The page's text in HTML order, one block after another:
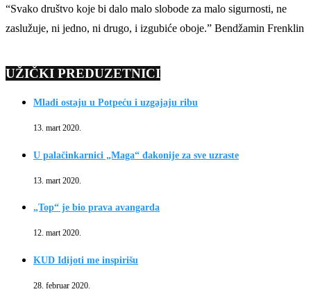
“Svako društvo koje bi dalo malo slobode za malo sigurnosti, ne
zaslužuje, ni jedno, ni drugo, i izgubiće oboje.” Bendžamin Frenklin
UŽIČKI PREDUZETNICI
Mladi ostaju u Potpeću i uzgajaju ribu
13. mart 2020.
U palačinkarnici „Maga“ đakonije za sve uzraste
13. mart 2020.
„Top“ je bio prava avangarda
12. mart 2020.
KUD Idijoti me inspirišu
28. februar 2020.